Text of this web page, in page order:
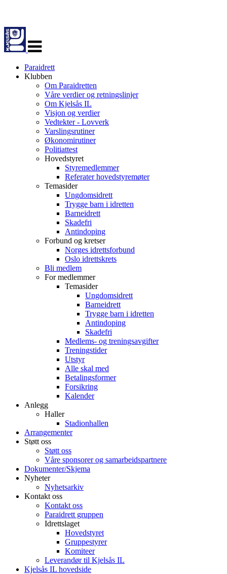
navigasjon
Paraidrett
Klubben
Om Paraidretten
Våre verdier og retningslinjer
Om Kjelsås IL
Visjon og verdier
Vedtekter - Lovverk
Varslingsrutiner
Økonomirutiner
Politiattest
Hovedstyret
Styremedlemmer
Referater hovedstyremøter
Temasider
Ungdomsidrett
Trygge barn i idretten
Barneidrett
Skadefri
Antindoping
Forbund og kretser
Norges idrettsforbund
Oslo idrettskrets
Bli medlem
For medlemmer
Temasider
Ungdomsidrett
Barneidrett
Trygge barn i idretten
Antindoping
Skadefri
Medlems- og treningsavgifter
Treningstider
Utstyr
Alle skal med
Betalingsformer
Forsikring
Kalender
Anlegg
Haller
Stadionhallen
Arrangementer
Støtt oss
Støtt oss
Våre sponsorer og samarbeidspartnere
Dokumenter/Skjema
Nyheter
Nyhetsarkiv
Kontakt oss
Kontakt oss
Paraidrett gruppen
Idrettslaget
Hovedstyret
Gruppestyrer
Komiteer
Leverandør til Kjelsås IL
Kjelsås IL hovedside